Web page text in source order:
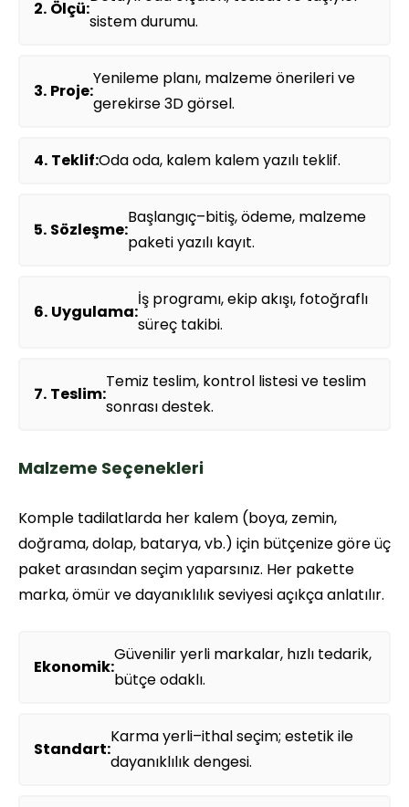
Ölçü:
sistem durumu.
Proje:
Yenileme planı, malzeme önerileri ve
gerekirse 3D görsel.
Teklif:Oda oda, kalem kalem yazılı teklif.
Sözleşme:
Başlangıç–bitiş, ödeme, malzeme
paketi yazılı kayıt.
Uygulama:
İş programı, ekip akışı, fotoğraflı
süreç takibi.
Teslim:
Temiz teslim, kontrol listesi ve teslim
sonrası destek.
Malzeme Seçenekleri
Komple tadilatlarda her kalem (boya, zemin,
doğrama, dolap, batarya, vb.) için bütçenize göre üç
paket arasından seçim yaparsınız. Her pakette
marka, ömür ve dayanıklılık seviyesi açıkça anlatılır.
Ekonomik:
Güvenilir yerli markalar, hızlı tedarik,
bütçe odaklı.
Standart:
Karma yerli–ithal seçim; estetik ile
dayanıklılık dengesi.